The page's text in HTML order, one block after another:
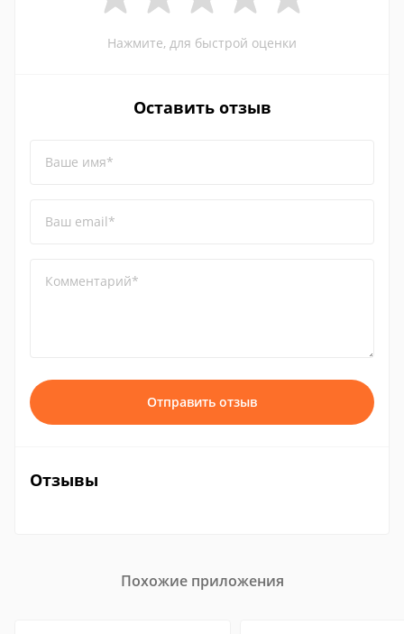
Нажмите, для быстрой оценки
Оставить отзыв
Ваше имя*
Ваш email*
Комментарий*
Отправить отзыв
Отзывы
Похожие приложения